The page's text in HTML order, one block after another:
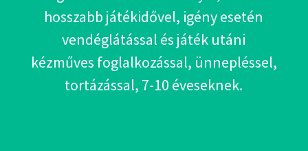
hosszabb játékidővel, igény esetén
vendéglátással és játék utáni
kézműves foglalkozással, ünnepléssel,
tortázással, 7-10 éveseknek.